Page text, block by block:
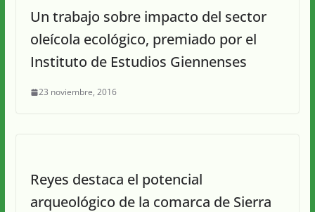
Un trabajo sobre impacto del sector
oleícola ecológico, premiado por el
Instituto de Estudios Giennenses
23 noviembre, 2016
Reyes destaca el potencial
arqueológico de la comarca de Sierra